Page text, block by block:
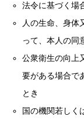
法令に基づく場
人の生命、身体
って、本人の同
公衆衛生の向上
要がある場合で
とき
国の機関若しく